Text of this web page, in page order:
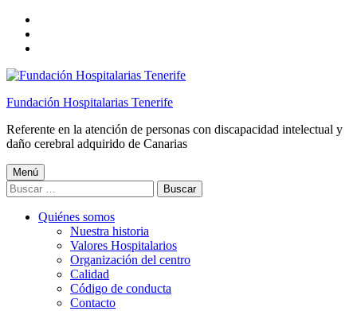
principal
principal
pie
página
Fundación Hospitalarias Tenerife
Referente en la atención de personas con discapacidad intelectual y
daño cerebral adquirido de Canarias
Menú
Buscar:
Quiénes somos
Nuestra historia
Valores Hospitalarios
Organización del centro
Calidad
Código de conducta
Contacto